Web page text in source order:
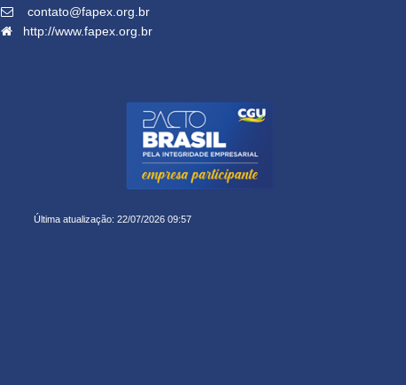
contato@fapex.org.br
http://www.fapex.org.br
Última atualização: 22/07/2026 09:57